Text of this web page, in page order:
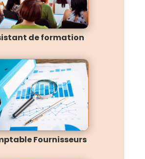
de formation
Fournisseurs